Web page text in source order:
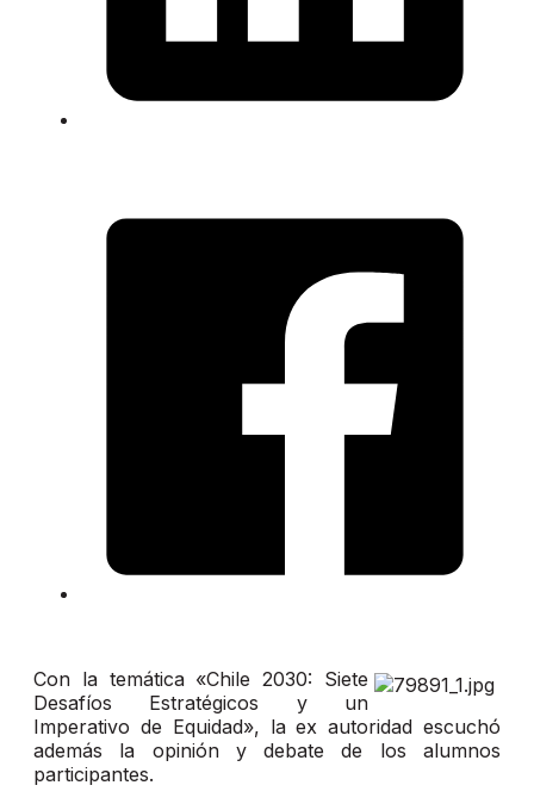
Con la temática «Chile 2030: Siete
Desafíos Estratégicos y un
Imperativo de Equidad», la ex autoridad escuchó
además la opinión y debate de los alumnos
participantes.